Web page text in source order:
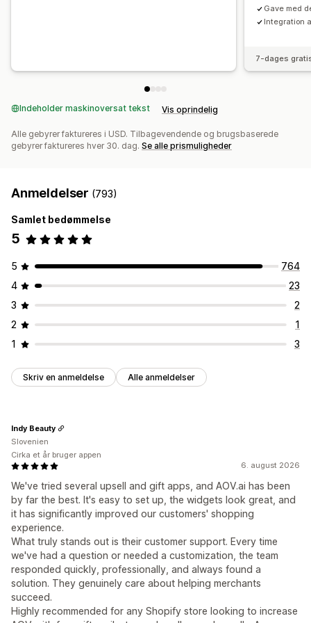
Gave med
Integration
7-dages
Indeholder maskinoversat tekst Vis oprindelig
Alle gebyrer faktureres i USD. Tilbagevendende og brugsbaserede
gebyrer faktureres hver 30. dag. Se alle prismuligheder
Anmeldelser (793)
Samlet bedømmelse
5
5
764
4
23
3
2
2
1
1
3
Skriv en anmeldelse Alle anmeldelser
6. august 2026
We've tried several upsell and gift apps, and AOV.ai has been
by far the best. It's easy to set up, the widgets look great, and
it has significantly improved our customers' shopping
experience.
What truly stands out is their customer support. Every time
we've had a question or needed a customization, the team
responded quickly, professionally, and always found a
solution. They genuinely care about helping merchants
succeed.
Highly recommended for any Shopify store looking to increase
Indy Beauty
Slovenien
Cirka et år bruger appen